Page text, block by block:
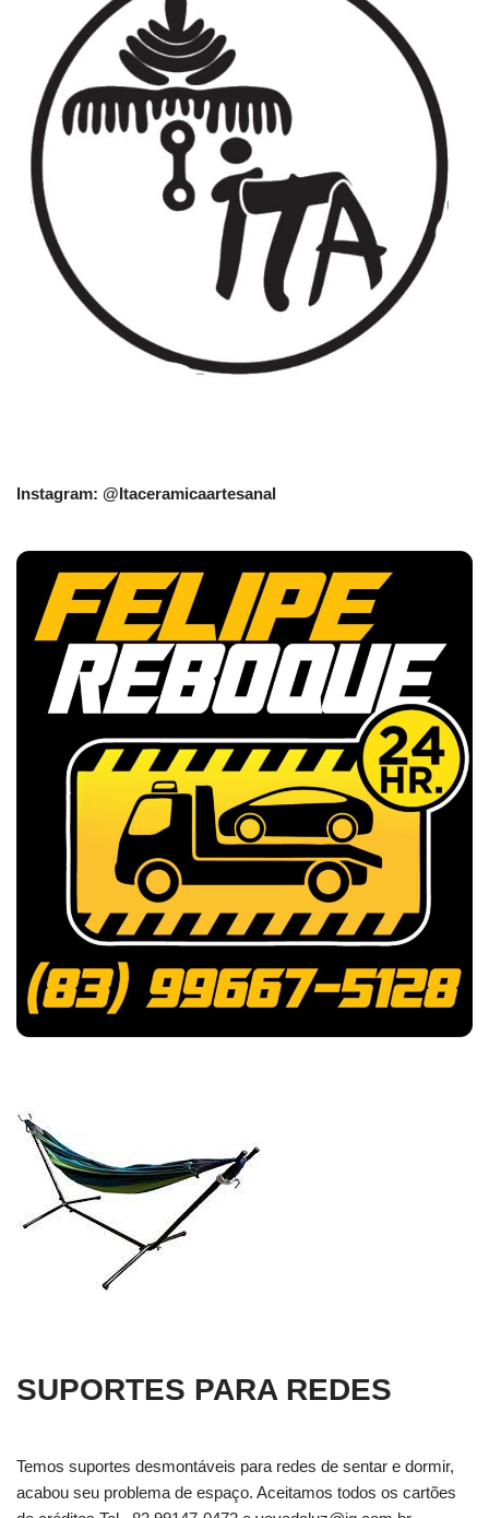
Instagram: @Itaceramicaartesanal
SUPORTES PARA REDES
Temos suportes desmontáveis para redes de sentar e dormir,
acabou seu problema de espaço. Aceitamos todos os cartões